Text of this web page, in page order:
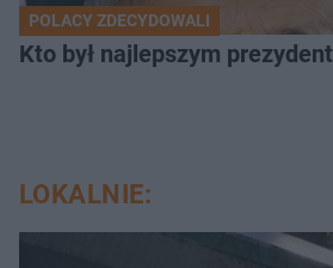
POLACY ZDECYDOWALI
Kto był najlepszym
LOKALNIE: